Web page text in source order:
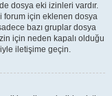
dosya eki izinleri vardır.
forum için eklenen dosya
bazı gruplar dosya
için neden kapalı olduğu
iletişime geçin.